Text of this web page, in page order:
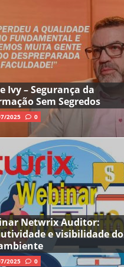
Ivy – Segurança da
Sem Segredos
2025 0
Netwrix Auditor:
e visibilidade do
2025 0